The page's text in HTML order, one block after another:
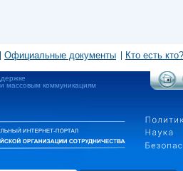
Официальные документы Кто есть кто?
массовым коммуникациям